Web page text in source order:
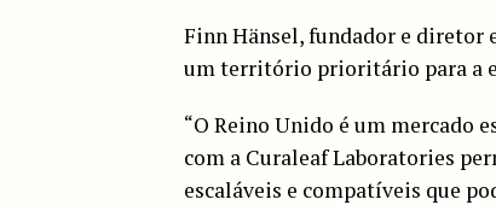
Finn Hänsel, fundador e diretor
um território prioritário para a
“O Reino Unido é um mercado
com a Curaleaf Laboratories
escaláveis e compatíveis que